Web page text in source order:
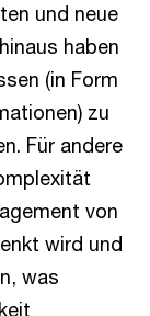
und neue
haben
(in Form
zu
Für andere
von
wird und
was